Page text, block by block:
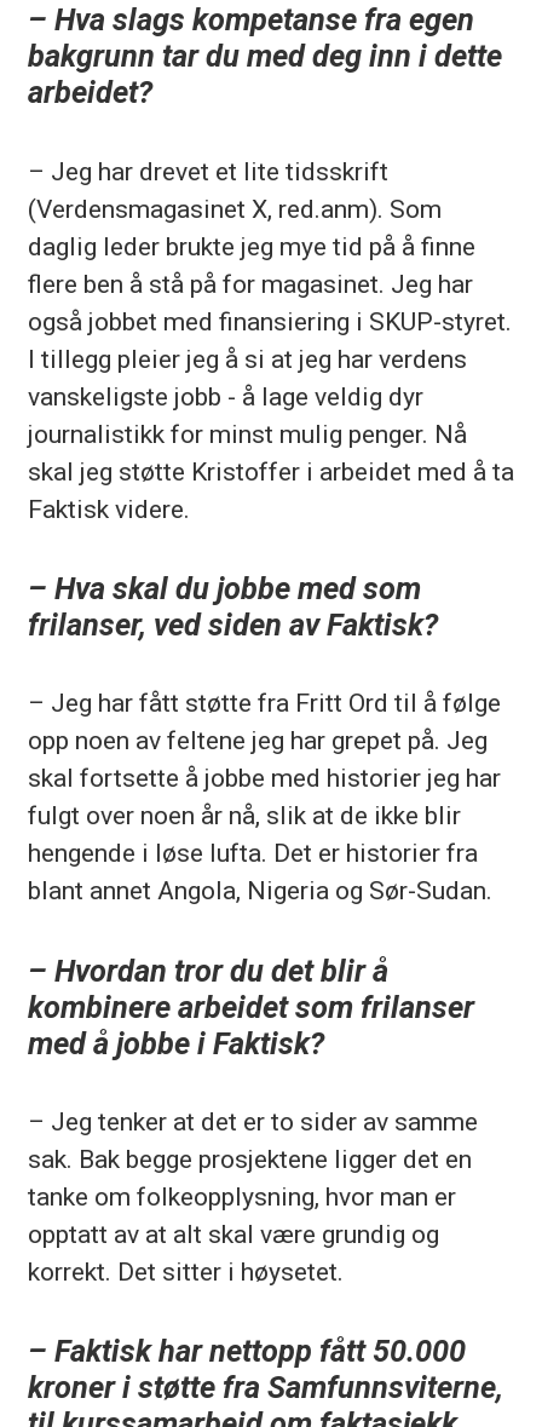
– Hva slags kompetanse fra egen
bakgrunn tar du med deg inn i dette
arbeidet?
– Jeg har drevet et lite tidsskrift
(Verdensmagasinet X, red.anm). Som
daglig leder brukte jeg mye tid på å finne
flere ben å stå på for magasinet. Jeg har
også jobbet med finansiering i SKUP-styret.
I tillegg pleier jeg å si at jeg har verdens
vanskeligste jobb - å lage veldig dyr
journalistikk for minst mulig penger. Nå
skal jeg støtte Kristoffer i arbeidet med å ta
Faktisk videre.
– Hva skal du jobbe med som
frilanser, ved siden av Faktisk?
– Jeg har fått støtte fra Fritt Ord til å følge
opp noen av feltene jeg har grepet på. Jeg
skal fortsette å jobbe med historier jeg har
fulgt over noen år nå, slik at de ikke blir
hengende i løse lufta. Det er historier fra
blant annet Angola, Nigeria og Sør-Sudan.
– Hvordan tror du det blir å
kombinere arbeidet som frilanser
med å jobbe i Faktisk?
– Jeg tenker at det er to sider av samme
sak. Bak begge prosjektene ligger det en
tanke om folkeopplysning, hvor man er
opptatt av at alt skal være grundig og
korrekt. Det sitter i høysetet.
– Faktisk har nettopp fått 50.000
kroner i støtte fra Samfunnsviterne,